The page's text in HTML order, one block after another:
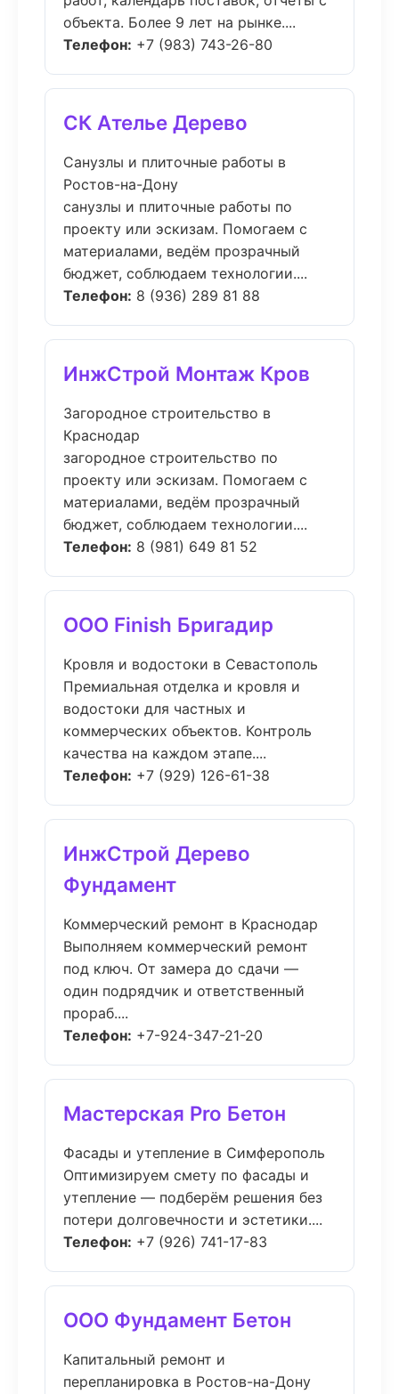
объекта. Более 9 лет на рынке....
Телефон: +7 (983) 743-26-80
СК Ателье Дерево
Санузлы и плиточные работы в
Ростов-на-Дону
санузлы и плиточные работы по
проекту или эскизам. Помогаем с
материалами, ведём прозрачный
бюджет, соблюдаем технологии....
Телефон: 8 (936) 289 81 88
ИнжСтрой Монтаж Кров
Загородное строительство в
Краснодар
загородное строительство по
проекту или эскизам. Помогаем с
материалами, ведём прозрачный
бюджет, соблюдаем технологии....
Телефон: 8 (981) 649 81 52
ООО Finish Бригадир
Кровля и водостоки в Севастополь
Премиальная отделка и кровля и
водостоки для частных и
коммерческих объектов. Контроль
качества на каждом этапе....
Телефон: +7 (929) 126-61-38
ИнжСтрой Дерево
Фундамент
Коммерческий ремонт в Краснодар
Выполняем коммерческий ремонт
под ключ. От замера до сдачи —
один подрядчик и ответственный
прораб....
Телефон: +7-924-347-21-20
Мастерская Pro Бетон
Фасады и утепление в Симферополь
Оптимизируем смету по фасады и
утепление — подберём решения без
потери долговечности и эстетики....
Телефон: +7 (926) 741-17-83
ООО Фундамент Бетон
Капитальный ремонт и
перепланировка в Ростов-на-Дону